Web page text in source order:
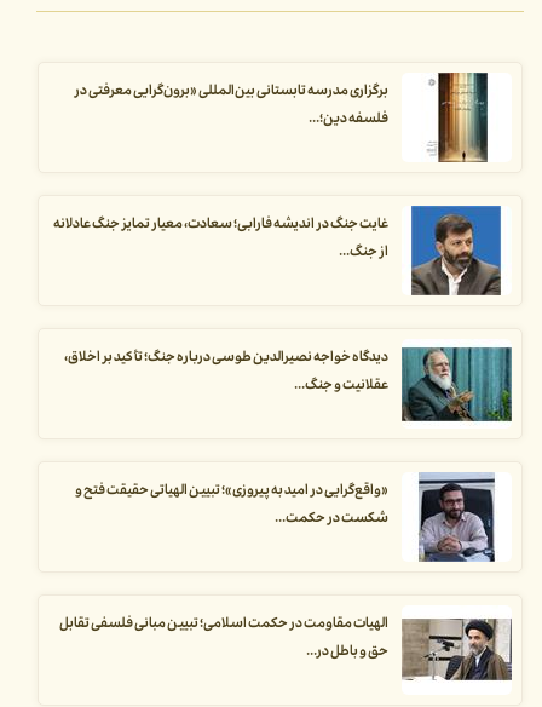
برگزاری مدرسه تابستانی بین‌المللی «برون‌گرایی معرفتی در
فلسفه دین؛...
غایت جنگ در اندیشه فارابی؛ سعادت، معیار تمایز جنگ عادلانه
از جنگ...
دیدگاه خواجه نصیرالدین طوسی درباره جنگ؛ تأکید بر اخلاق،
عقلانیت و جنگ...
«واقع‌گرایی در امید به پیروزی»؛ تبیین الهیاتی حقیقت فتح و
شکست در حکمت...
الهیات مقاومت در حکمت اسلامی؛ تبیین مبانی فلسفی تقابل
حق و باطل در...